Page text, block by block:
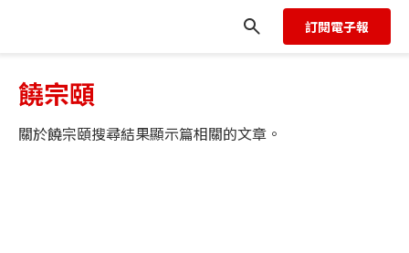
訂閱電子報
饒宗頤
關於饒宗頤搜尋結果顯示篇相關的文章。